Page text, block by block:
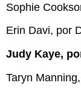
Sophie
Erin Davi, por
Judy Kaye,
Taryn